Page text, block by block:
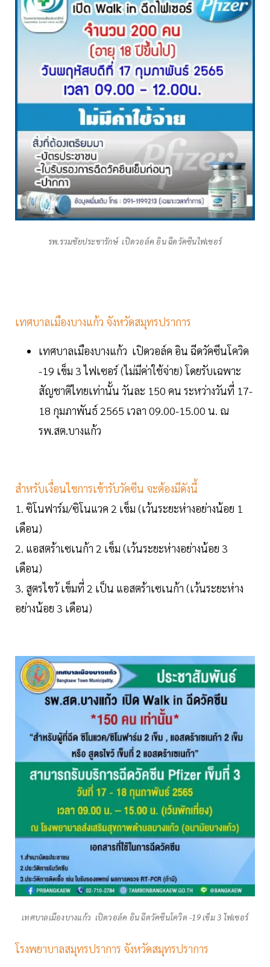
รพ.รวมชัยประชารักษ์ เปิดวอล์ค อิน ฉีดวัคซีนไฟเซอร์
เทศบาลเมืองบางแก้ว จังหวัดสมุทรปราการ
เทศบาลเมืองบางแก้ว เปิดวอล์ค อิน ฉีดวัคซีนโควิด
-19 เข็ม 3 ไฟเซอร์ (ไม่มีค่าใช้จ่าย) โดยรับเฉพาะ
สัญชาติไทยเท่านั้น วันละ 150 คน ระหว่างวันที่ 17-
18 กุมภาพันธ์ 2565 เวลา 09.00-15.00 น. ณ
รพ.สต.บางแก้ว
สำหรับเงื่อนไขการเข้ารับวัคซีน จะต้องมีดังนี้
1. ซิโนฟาร์ม/ซิโนแวค 2 เข็ม (เว้นระยะห่างอย่างน้อย 1
เดือน)
2. แอสตร้าเซเนก้า 2 เข็ม (เว้นระยะห่างอย่างน้อย 3
เดือน)
3. สูตรไขว้ เข็มที่ 2 เป็น แอสตร้าเซเนก้า (เว้นระยะห่าง
อย่างน้อย 3 เดือน)
เทศบาลเมืองบางแก้ว เปิดวอล์ค อิน ฉีดวัคซีนโควิด -19 เข็ม 3 ไฟเซอร์
โรงพยาบาลสมุทรปราการ จังหวัดสมุทรปราการ